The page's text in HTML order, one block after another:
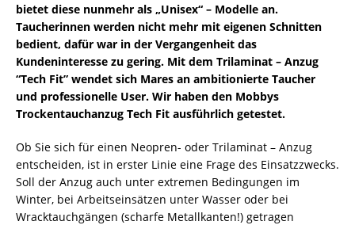
bietet diese nunmehr als „Unisex“ – Modelle an.
Taucherinnen werden nicht mehr mit eigenen Schnitten
bedient, dafür war in der Vergangenheit das
Kundeninteresse zu gering. Mit dem Trilaminat – Anzug
“Tech Fit” wendet sich Mares an ambitionierte Taucher
und professionelle User. Wir haben den Mobbys
Trockentauchanzug Tech Fit ausführlich getestet.
Ob Sie sich für einen Neopren- oder Trilaminat – Anzug
entscheiden, ist in erster Linie eine Frage des Einsatzzwecks.
Soll der Anzug auch unter extremen Bedingungen im
Winter, bei Arbeitseinsätzen unter Wasser oder bei
Wracktauchgängen (scharfe Metallkanten!) getragen